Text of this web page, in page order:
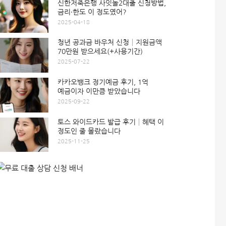
신한저축은행 사잇돌2대출 신청방법,
금리·한도 이 정도였어?
2025-04-18
청년 공과금 바우처 신청│지원금액
70만원 받으세요(+사용기간)
2025-07-22
카카오뱅크 정기예금 후기, 1억
예금이자 이만큼 받았습니다
2025-09-22
토스 와이드카드 발급 후기│혜택 이
정도인 줄 몰랐습니다
2025-11-25